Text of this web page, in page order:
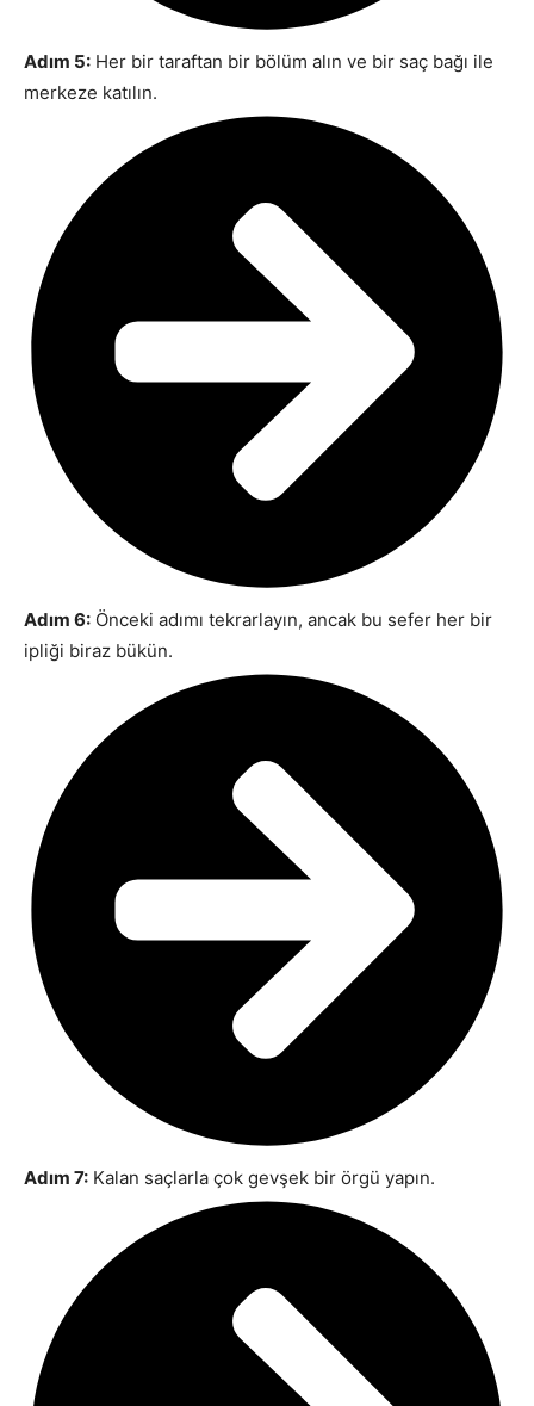
Adım 5: Her bir taraftan bir bölüm alın ve bir saç bağı ile
merkeze katılın.
Adım 6: Önceki adımı tekrarlayın, ancak bu sefer her bir
ipliği biraz bükün.
Adım 7: Kalan saçlarla çok gevşek bir örgü yapın.